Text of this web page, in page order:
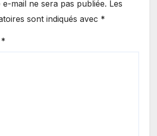
e-mail ne sera pas publiée. Les
sont indiqués avec *
*